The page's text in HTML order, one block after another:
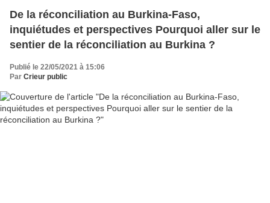
De la réconciliation au Burkina-Faso,
inquiétudes et perspectives Pourquoi aller sur le
sentier de la réconciliation au Burkina ?
Publié le 22/05/2021 à 15:06
Par Crieur public